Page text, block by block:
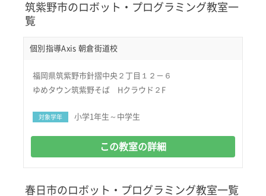
筑紫野市のロボット・プログラミング教室一
覧
個別指導Axis 朝倉街道校
福岡県筑紫野市針摺中央２丁目１２－６
ゆめタウン筑紫野そば Hクラウド２F
対象学年 小学1年生～中学生
この教室の詳細
春日市のロボット・プログラミング教室一覧